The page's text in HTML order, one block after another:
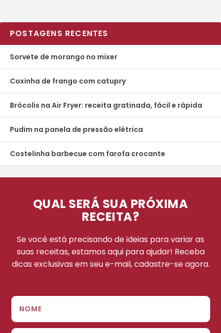
POSTAGENS RECENTES
Sorvete de morango no mixer
Coxinha de frango com catupry
Brócolis na Air Fryer: receita gratinada, fácil e rápida
Pudim na panela de pressão elétrica
Costelinha barbecue com farofa crocante
QUAL SERÁ SUA PRÓXIMA
RECEITA?
Se você está precisando de ideias para variar as
suas receitas, estamos aqui para ajudar! Receba
dicas exclusivas em seu e-mail, cadastre-se agora.